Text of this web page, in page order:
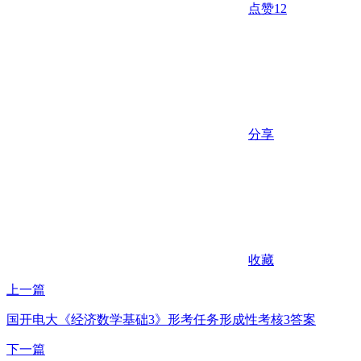
点赞12
分享
收藏
上一篇
国开电大《经济数学基础3》形考任务形成性考核3答案
下一篇